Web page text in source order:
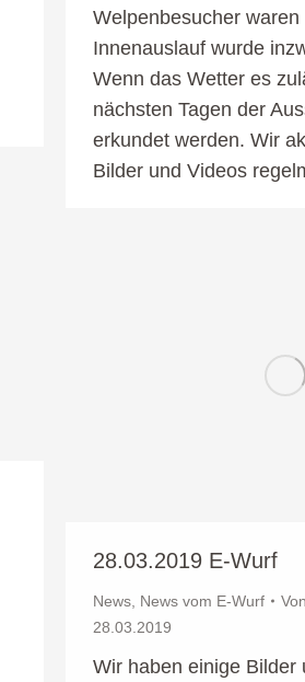
Welpenbesucher
Innenauslauf wurde
Wenn das Wetter es
nächsten Tagen der
erkundet werden. Wir
Bilder und Videos
28.03.2019 E-Wurf
News, News vom E-Wurf Von
28.03.2019
Wir haben einige Bilder